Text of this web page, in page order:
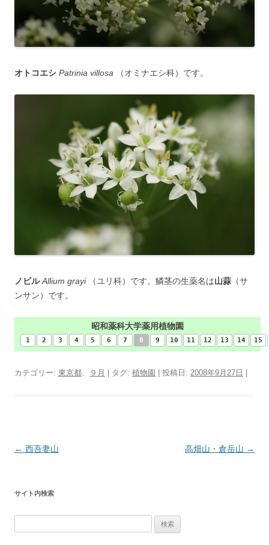
オトコエシ Patrinia villosa （オミナエシ科）です。
ノビル Allium grayi（ユリ科）です。鱗茎の生薬名は山蒜 （サ
ンサン）です。
昭和薬科大学薬用植物園
1 2 3 4 5 6 7 8 9 10 11 12 13 14 15
カテゴリー: 東京都 ９月 | タグ: 植物園 | 投稿日: 2008年9月27日
投
ビ
ゲ
ー
← 西吾妻山 高畑山・倉岳山 →
サイト内検索